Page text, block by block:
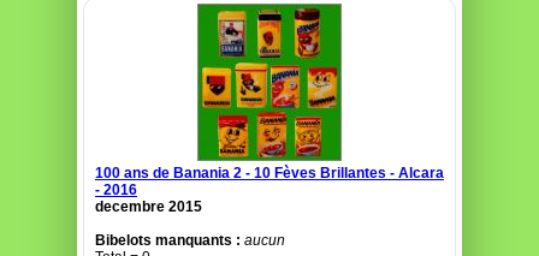
100 ans de Banania 2 - 10 Fèves Brillantes - Alcara
- 2016
decembre 2015
Bibelots manquants : aucun